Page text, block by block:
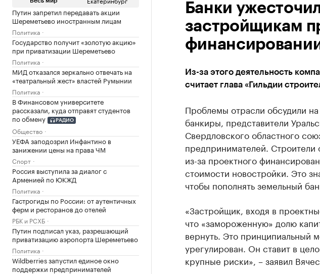
Путин запретил передавать акции
Шереметьево иностранным лицам
Политика
Государство получит «золотую акцию»
при приватизации Шереметьево
Политика
МИД отказался зеркально отвечать на
«театральный жест» властей Румынии
Политика
В Финансовом университете
рассказали, куда отправят студентов
по обмену
РАДИО
Общество
УЕФА заподозрил Инфантино в
занижении цены на права ЧМ
Спорт
Россия выступила за диалог с
Арменией по ЮКЖД
Политика
Гастрогиды по России: от аутентичных
ферм и ресторанов до отелей
РБК и РСХБ
Путин подписал указ, разрешающий
приватизацию аэропорта Шереметьево
Политика
Wildberries запустил единое окно
поддержки предпринимателей
Банки
застройщикам
Из-за этого деятельность
считает глава «Гильдии
Проблемы отрасли обсудили
банкиры, представители
Свердловского областного
предпринимателей. Строители
из-за проектного
стоимости новостройки. Это
чтобы пополнять земельный
«Застройщик, входя в
что «замороженную» долю
вернуть. Это принципиальный
урегулирован. Он ставит в
крупные риски», – заявил